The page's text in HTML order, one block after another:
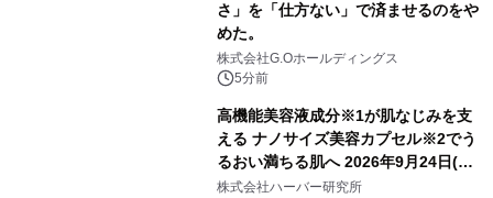
さ」を「仕方ない」で済ませるのをや
めた。
株式会社G.Oホールディングス
5分前
高機能美容液成分※1が肌なじみを支
える ナノサイズ美容カプセル※2でう
るおい満ちる肌へ 2026年9月24日(木)
よりリニューアル新発売 『ディープモ
株式会社ハーバー研究所